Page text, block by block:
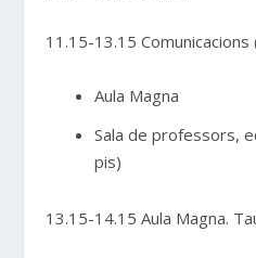
11.15-13.15 Comunicacions
Aula Magna
Sala de professors,
pis)
13.15-14.15 Aula Magna.